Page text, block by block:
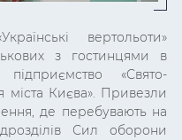
вертольоти»
з гостинцями в
«Свято-
міста Києва». Привезли
де перебувають на
Сил оборони